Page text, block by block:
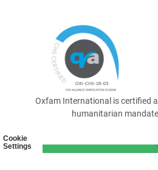
Cookie
Settings
Oxfam International is certified
humanitarian